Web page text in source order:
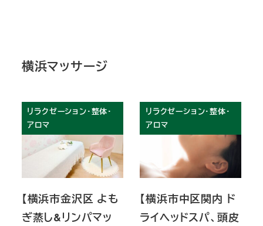
横浜マッサージ
リラクゼーション・整体・
アロマ
【横浜市金沢区 よも
ぎ蒸し&リンパマッ
リラクゼーション・整体・
アロマ
【横浜市中区関内 ド
ライヘッドスパ、頭皮